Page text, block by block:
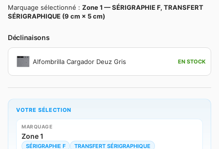
Marquage sélectionné : Zone 1 — SÉRIGRAPHIE F, TRANSFERT
SÉRIGRAPHIQUE (9 cm × 5 cm)
Déclinaisons
Alfombrilla Cargador Deuz Gris EN STOCK
VOTRE SÉLECTION
MARQUAGE
Zone 1
SÉRIGRAPHIE F TRANSFERT SÉRIGRAPHIQUE